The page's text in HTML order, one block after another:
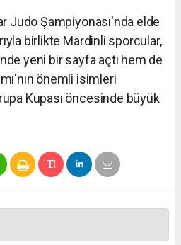
Judo Şampiyonası'nda elde
birlikte Mardinli sporcular,
yeni bir sayfa açtı hem de
önemli isimleri
Kupası öncesinde büyük